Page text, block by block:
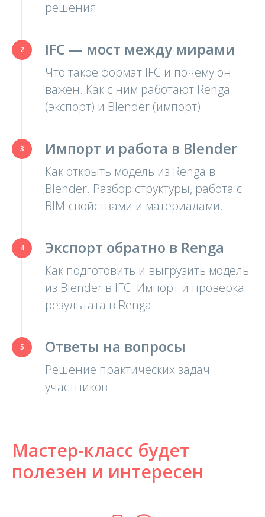
решения.
IFC — мост между мирами
Что такое формат IFC и почему он
важен. Как с ним работают Renga
(экспорт) и Blender (импорт).
Импорт и работа в Blender
Как открыть модель из Renga в
Blender. Разбор структуры, работа с
BIM-свойствами и материалами.
Экспорт обратно в Renga
Как подготовить и выгрузить модель
из Blender в IFC. Импорт и проверка
результата в Renga.
Ответы на вопросы
Решение практических задач
участников.
Мастер-класс будет
полезен и интересен